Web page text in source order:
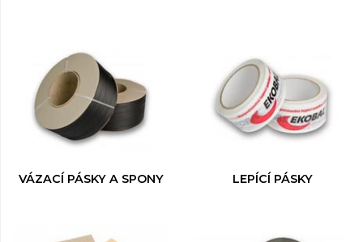
VÁZACÍ PÁSKY A SPONY LEPÍCÍ PÁSKY